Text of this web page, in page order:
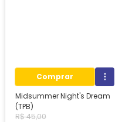
Comprar
Midsummer Night's Dream
(TPB)
R$45,00